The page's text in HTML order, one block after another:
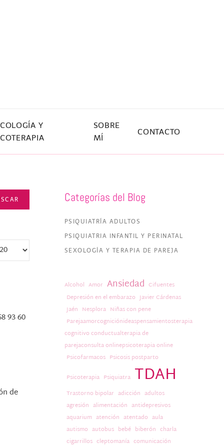
Y
SOBRE
MÍ
CONTACTO
93 60
de
Categorías del Blog
PSIQUIATRÍA ADULTOS
PSIQUIATRIA INFANTIL Y PERINATAL
SEXOLOGÍA Y TERAPIA DE PAREJA
Alcohol Amor Ansiedad Cifuentes
Depresión en el embarazo Javier Cárdenas
Jaén Nesplora Niñas con pene
Parejaamorcogniciónideaspensamientosterapia
cognitivo conductualterapia de
parejaconsulta onlinepsicoterapia online
Psicofarmacos Psicosis postparto
Psicoterapia Psiquiatra TDAH
Trastorno bipolar adicción adultos
agresión alimentación antidepresivos
aquarium atención atentado aula
autismo autobus bebé biberón charla
cigarrillos cleptomanía comunicación